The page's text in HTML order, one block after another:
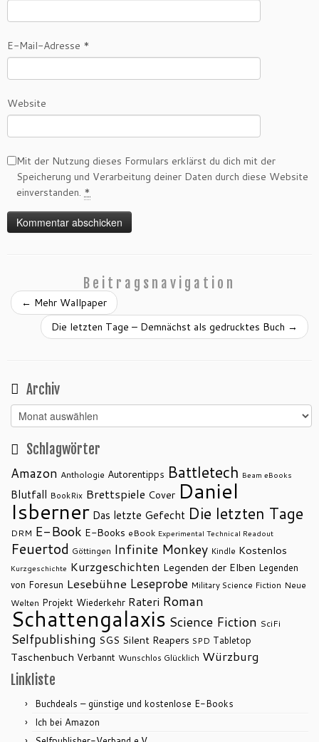
E-Mail-Adresse *
Website
Mit der Nutzung dieses Formulars erklärst du dich mit der
Speicherung und Verarbeitung deiner Daten durch diese Website
einverstanden. *
Beitragsnavigation
← Mehr Wallpaper
Die letzten Tage – Demnächst als gedrucktes Buch →
Archiv
Archiv
Schlagwörter
Amazon Anthologie Autorentipps Battletech Beam eBooks
Blutfall BookRix Brettspiele Cover Daniel
Isberner Das letzte Gefecht Die letzten Tage
DRM E-Book E-Books eBook Experimental Technical Readout
Feuertod Göttingen Infinite Monkey Kindle Kostenlos
Kurzgeschichte Kurzgeschichten Legenden der Elben Legenden
von Foresun Lesebühne Leseprobe Military Science Fiction Neue
Welten Projekt Wiederkehr Rateri Roman
Schattengalaxis Science Fiction SciFi
Selfpublishing SGS Silent Reapers SPD Tabletop
Taschenbuch Verbannt Wunschlos Glücklich Würzburg
Linkliste
Buchdeals – günstige und kostenlose E-Books
Ich bei Amazon